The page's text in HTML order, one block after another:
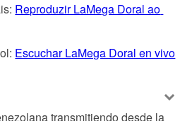
Reproduzir LaMega Doral ao
Escuchar LaMega Doral en vivo
transmitiendo desde la